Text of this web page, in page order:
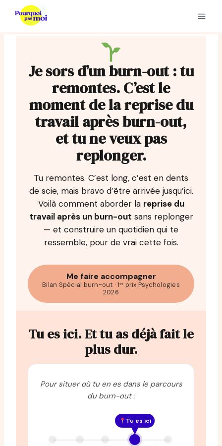
Je sors d’un burn-out : tu
remontes. C’est le
moment de la reprise du
travail après burn-out,
et tu ne veux pas
replonger.
Tu remontes. C’est long, c’est en dents
de scie, mais bravo d’être arrivée jusqu’ici.
Voilà comment aborder la reprise du
travail après un burn-out sans replonger
— et construire un quotidien qui te
ressemble, pour de vrai cette fois.
Me faire accompagner
Bilan Spécial burn-out · 1ᵉʳ prix Psychologies
2026
Tu es ici. Et tu as déjà fait le
plus dur.
Pour situer où tu en es dans le parcours
du burn-out :
Tu es ici